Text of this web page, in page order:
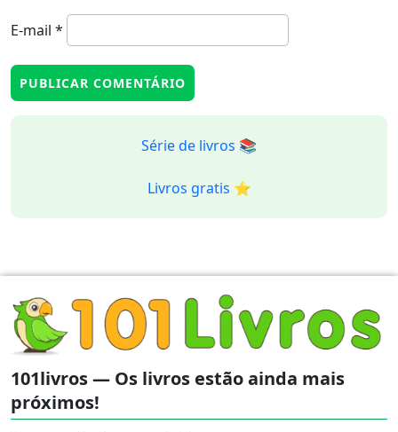
E-mail *
Série de livros 📚
Livros gratis ⭐️
101livros — Os livros estão ainda mais
próximos!